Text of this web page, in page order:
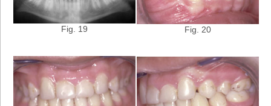
Fig. 19 Fig. 20